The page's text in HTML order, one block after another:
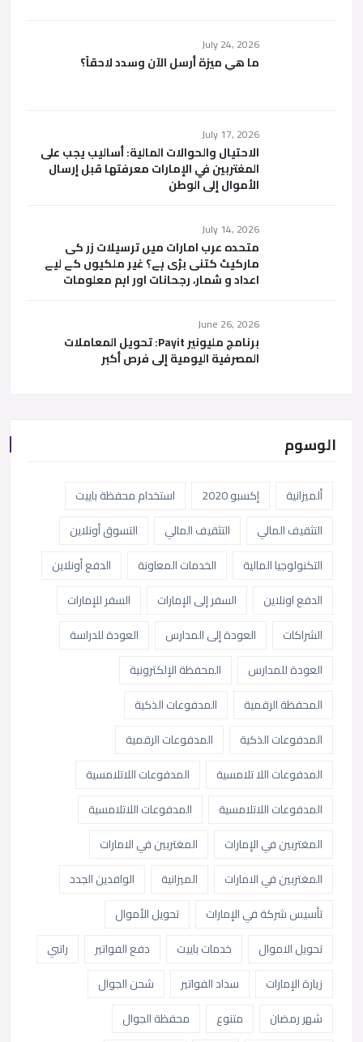
July 24, 2026
ما هي ميزة أرسل الآن وسدد لاحقاً؟
July 17, 2026
الاحتيال والحوالات المالية: أساليب يجب على
المغتربين في الإمارات معرفتها قبل إرسال
الأموال إلى الوطن
July 14, 2026
متحدہ عرب امارات میں ترسیلات زر کی
مارکیٹ کتنی بڑی ہے؟ غیر ملکیوں کے لیے
اعداد و شمار، رجحانات اور اہم معلومات
June 26, 2026
برنامج مليونير Payit: تحويل المعاملات
المصرفية اليومية إلى فرص أكبر
الوسوم
ألميزانية إكسبو 2020
استخدام محفظة باييت
التثقيف المالي
التثقيف المالي
التسوق أونلاين
التكنولوجيا المالية
الخدمات المعاونة
الدفع أونلاين
الدفع اونلاين
السفر إلى الإمارات
السفر للإمارات
الشراكات
العودة إلى المدارس
العودة للدراسة
العودة للمدارس
المحفظة الإلكترونية
المحفظة الرقمية
المدفوعات الذكية
المدفوعات الذكية
المدفوعات الرقمية
المدفوعات اللا تلامسية
المدفوعات اللاتلامسية
المدفوعات اللاتلامسية
المدفوعات اللاتلامسية
المغتربين في الإمارات
المغتربين في الامارات
المغتربين في الامارات
الميزانية
الوافدين الجدد
تأسيس شركة في الإمارات
تحويل الأموال
تحويل الاموال
خدمات باييت دفع الفواتير
راتبي
زيارة الإمارات
سداد الفواتير
شحن الجوال
شهر رمضان
متنوع
محفظة الجوال